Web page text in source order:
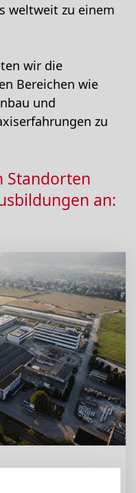
weltweit zu einem
wir die
Bereichen wie
und
zu
Standorten
an: